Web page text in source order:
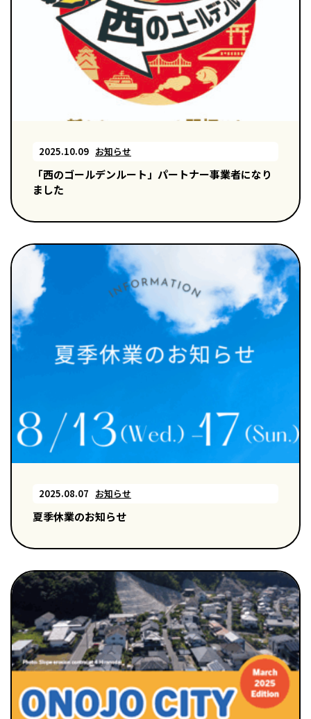
2025.10.09 お知らせ
「西のゴールデンルート」パートナー事業者になり
ました
2025.08.07 お知らせ
夏季休業のお知らせ